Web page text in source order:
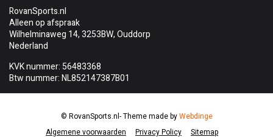
RovanSports.nl
Alleen op afspraak
Wilhelminaweg 14, 3253BW, Ouddorp
Nederland
KVK nummer: 56483368
Btw nummer: NL852147387B01
Algemene voorwaarden Privacy Policy Sitemap
© RovanSports.nl- Theme made byWebdinge